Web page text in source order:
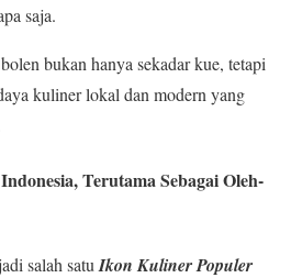
saja.
bukan hanya sekadar kue, tetapi
kuliner lokal dan modern yang
Terutama Sebagai Oleh-
salah satu Ikon Kuliner Populer